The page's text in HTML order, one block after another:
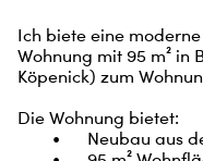
Ich biete eine
Wohnung mit 95 m² in
Köpenick) zum
Die Wohnung bietet: